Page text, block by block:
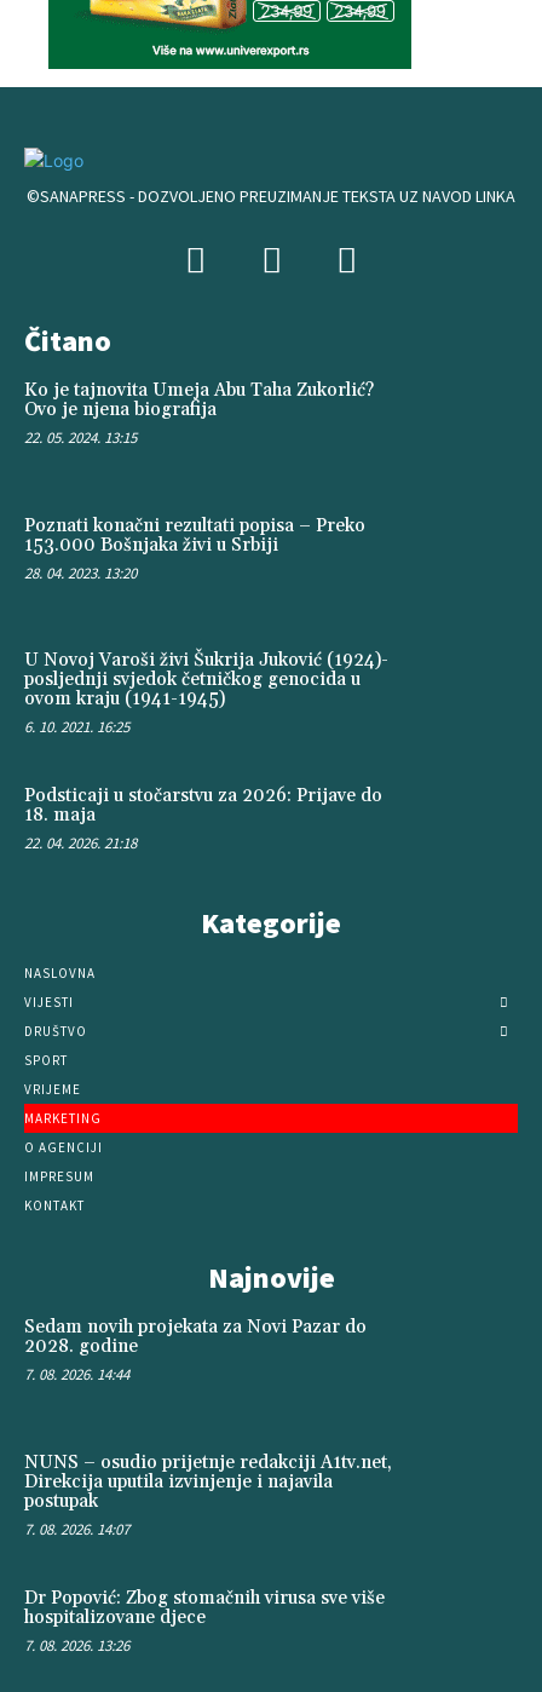
©SANAPRESS - DOZVOLJENO PREUZIMANJE TEKSTA UZ NAVOD LINKA
Čitano
Ko je tajnovita Umeja Abu Taha Zukorlić?
Ovo je njena biografija
22. 05. 2024. 13:15
Poznati konačni rezultati popisa – Preko
153.000 Bošnjaka živi u Srbiji
28. 04. 2023. 13:20
U Novoj Varoši živi Šukrija Juković (1924)-
posljednji svjedok četničkog genocida u
ovom kraju (1941-1945)
6. 10. 2021. 16:25
Podsticaji u stočarstvu za 2026: Prijave do
18. maja
22. 04. 2026. 21:18
Kategorije
NASLOVNA
VIJESTI
DRUŠTVO
SPORT
VRIJEME
MARKETING
O AGENCIJI
IMPRESUM
KONTAKT
Najnovije
Sedam novih projekata za Novi Pazar do
2028. godine
7. 08. 2026. 14:44
NUNS – osudio prijetnje redakciji A1tv.net,
Direkcija uputila izvinjenje i najavila
postupak
7. 08. 2026. 14:07
Dr Popović: Zbog stomačnih virusa sve više
hospitalizovane djece
7. 08. 2026. 13:26